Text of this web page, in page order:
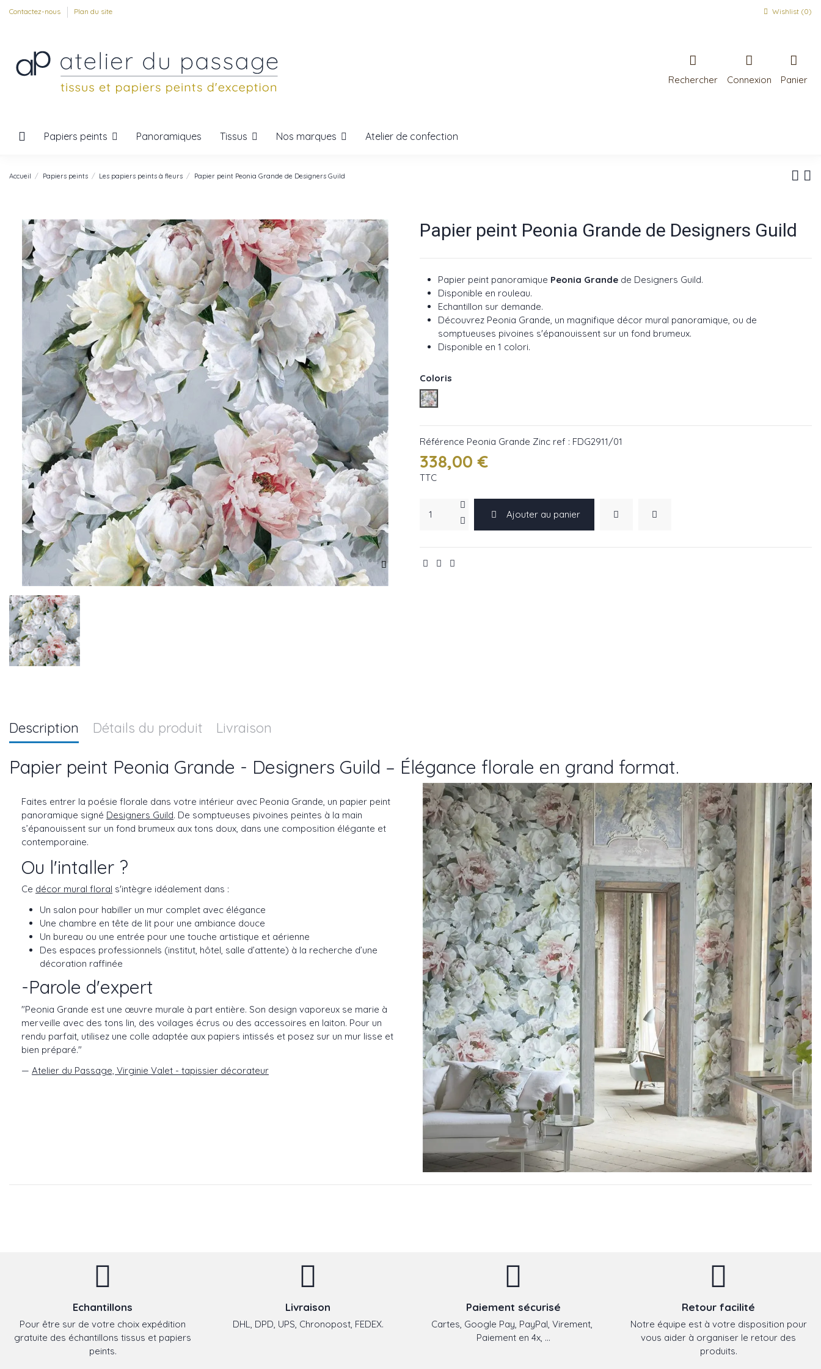
Contactez-nous Plan du site Wishlist (0)
Rechercher Connexion Panier
Papiers peints Panoramiques Tissus Nos marques Atelier de confection
Accueil Papiers peints Les papiers peints à fleurs Papier peint Peonia Grande de Designers Guild
Papier peint Peonia Grande de Designers Guild
Papier peint panoramique Peonia Grande de Designers Guild.
Disponible en rouleau.
Echantillon sur demande.
Découvrez Peonia Grande, un magnifique décor mural panoramique, ou de
somptueuses pivoines s'épanouissent sur un fond brumeux.
Disponible en 1 colori.
Coloris
Peonia Grande Zinc ref : FDG2911/01
Référence Peonia Grande Zinc ref : FDG2911/01
338,00 €
TTC
Ajouter au panier
Description Détails du produit Livraison
Papier peint Peonia Grande - Designers Guild – Élégance florale en grand format.
Faites entrer la poésie florale dans votre intérieur avec Peonia Grande, un papier peint
panoramique signé Designers Guild. De somptueuses pivoines peintes à la main
s’épanouissent sur un fond brumeux aux tons doux, dans une composition élégante et
contemporaine.
Ou l'intaller ?
Ce décor mural floral s'intègre idéalement dans :
Un salon pour habiller un mur complet avec élégance
Une chambre en tête de lit pour une ambiance douce
Un bureau ou une entrée pour une touche artistique et aérienne
Des espaces professionnels (institut, hôtel, salle d’attente) à la recherche d’une
décoration raffinée
-Parole d'expert
"Peonia Grande est une œuvre murale à part entière. Son design vaporeux se marie à
merveille avec des tons lin, des voilages écrus ou des accessoires en laiton. Pour un
rendu parfait, utilisez une colle adaptée aux papiers intissés et posez sur un mur lisse et
bien préparé."
— Atelier du Passage, Virginie Valet - tapissier décorateur
Echantillons
Pour être sur de votre choix expédition
gratuite des échantillons tissus et papiers
peints.
Livraison
DHL, DPD, UPS, Chronopost, FEDEX.
Paiement sécurisé
Cartes, Google Pay, PayPal, Virement,
Paiement en 4x, ...
Retour facilité
Notre équipe est à votre disposition pour
vous aider à organiser le retour des
produits.